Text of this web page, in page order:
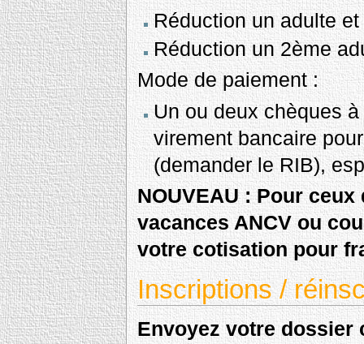
Réduction un adulte
Réduction un 2ème
Mode de paiement :
Un ou deux chèques
virement bancaire
(demander le RIB),
NOUVEAU : Pour
vacances ANCV ou
votre cotisation pour
Inscriptions /
Envoyez votre dossier